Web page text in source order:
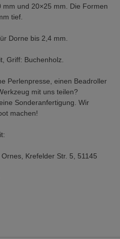
und 20×25 mm. Die Formen
tief.
Dorne bis 2,4 mm.
Griff: Buchenholz.
Perlenpresse, einen Beadroller
mit uns teilen?
Sonderanfertigung. Wir
machen!
Krefelder Str. 5, 51145